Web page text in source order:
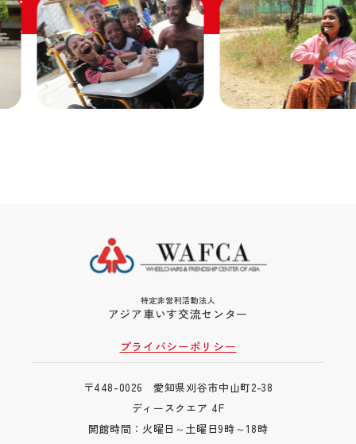
特定非営利活動法人
アジア車いす交流センター
プライバシーポリシー
〒448-0026 愛知県刈谷市中山町2-38
ディースクエア 4F
開館時間：火曜日～土曜日9時～18時